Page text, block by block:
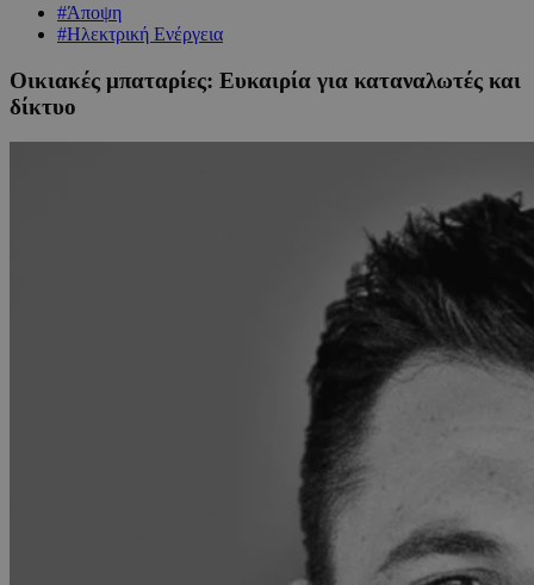
#Άποψη
#Ηλεκτρική Ενέργεια
Οικιακές μπαταρίες: Eυκαιρία για καταναλωτές και
δίκτυο